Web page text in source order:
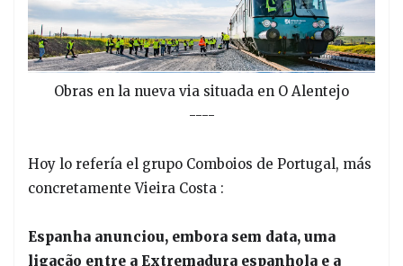
Obras en la nueva via situada en O Alentejo
----
Hoy lo refería el grupo Comboios de Portugal, más
concretamente Vieira Costa :
Espanha anunciou, embora sem data, uma
ligação entre a Extremadura espanhola e a